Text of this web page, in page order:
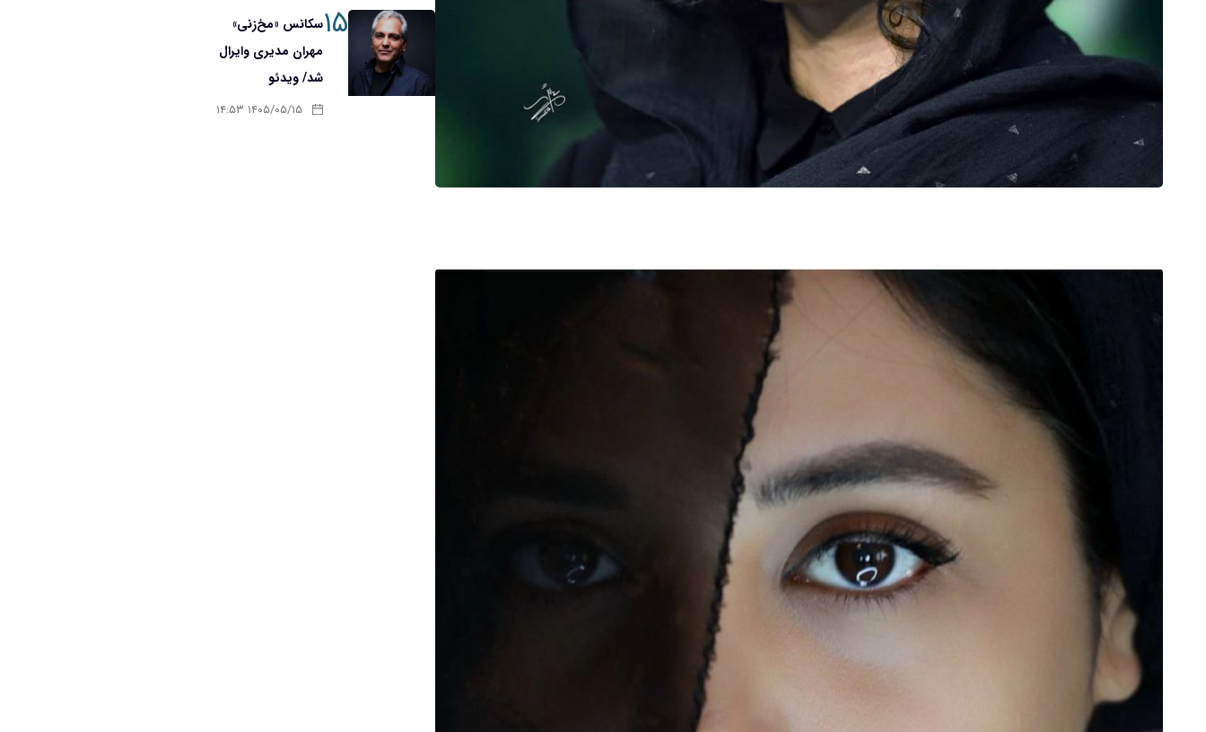
۱۵سکانس «مخ‌زنی»
مهران مدیری وایرال
شد/ ویدئو
۱۴۰۵/۰۵/۱۵ ۱۴:۵۳